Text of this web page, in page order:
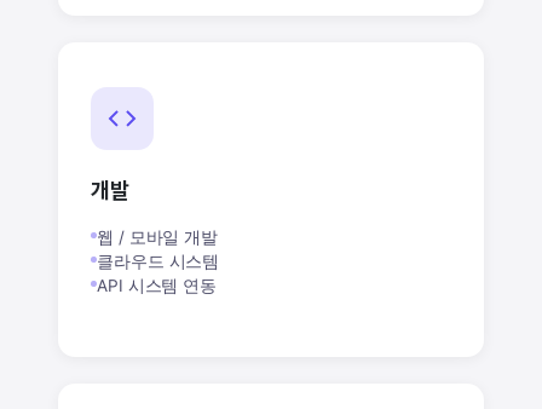
개발
웹 / 모바일 개발
클라우드 시스템
API 시스템 연동